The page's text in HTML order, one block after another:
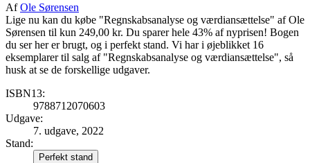
AfOle Sørensen
Lige nu kan du købe "Regnskabsanalyse og værdiansættelse" af Ole
Sørensen til kun 249,00 kr. Du sparer hele 43% af nyprisen! Bogen
du ser her er brugt, og i perfekt stand. Vi har i øjeblikket 16
eksemplarer til salg af "Regnskabsanalyse og værdiansættelse", så
husk at se de forskellige udgaver.
ISBN13:
9788712070603
Udgave:
7. udgave, 2022
Stand:
Perfekt stand